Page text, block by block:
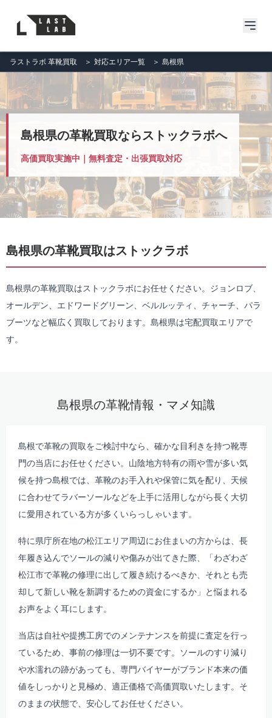
ラストラボ 革靴買取 ＞ 対応エリア一覧 ＞ 島根県
島根県の革靴買取ならストックラボへ
高価買取実施中｜無料査定・出張買取対応
島根県の革靴買取はストックラボ
島根県の革靴買取はストックラボにお任せください。ジョンロブ、
オールデン、エドワードグリーン、ベルルッティ、チャーチ、パラ
ブーツなど幅広く買取しております。島根県は宅配買取エリアで
す。
島根県の革靴情報・マメ知識
島根で革靴の買取をご検討中なら、確かな目利きを持つ靴専
門の当店にお任せください。山陰地方特有の雨や雪が多い気
候を持つ島根では、革靴のお手入れや保管に気を配り、天候
に合わせてラバーソールなどを上手に活用しながら長く大切
に愛用されている方が多くいらっしゃいます。
特に県庁所在地の松江エリア周辺にお住まいの方からは、長
年履き込んでソールの減りや傷みが出てきた際、「わざわざ
松江市で革靴の修理に出して履き続けるべきか、それとも売
却して新しい靴を新調するための資金にするか」と悩まれる
お声をよく耳にします。
当店は自社や提携工房でのメンテナンスを前提に査定を行っ
ているため、事前の修理は一切不要です。ソールのすり減り
や水濡れの跡があっても、専門バイヤーがブランド本来の価
値をしっかりと見極め、適正価格で高価買取いたします。そ
のままの状態で、安心してお任せください。